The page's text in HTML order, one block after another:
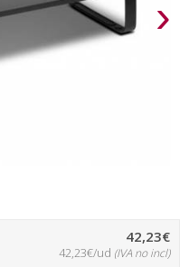
›
42,23€
42,23€/ud (IVA no incl)